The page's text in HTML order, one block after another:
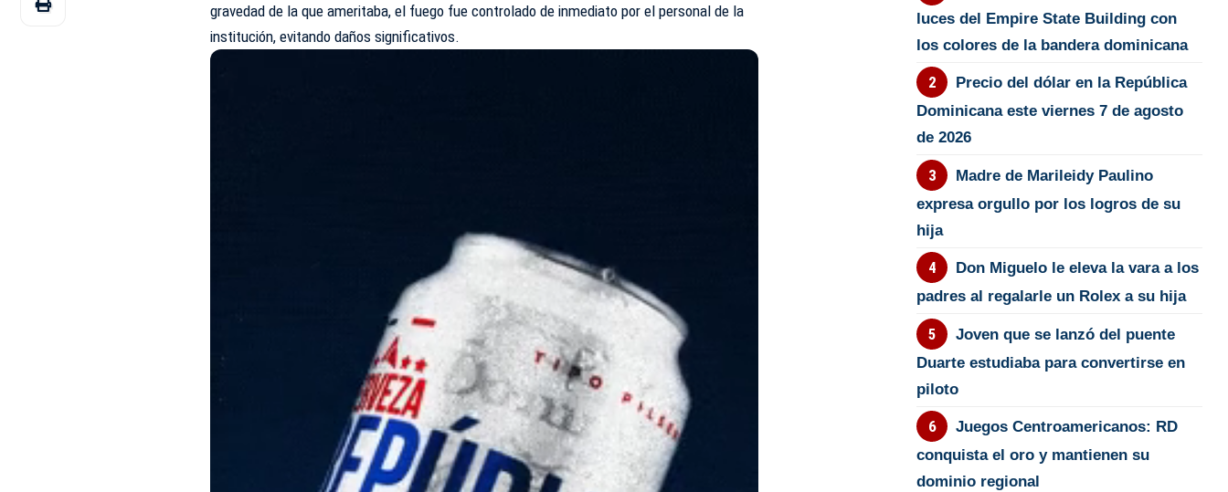
gravedad de la que ameritaba, el fuego fue controlado de inmediato por el personal de la
institución, evitando daños significativos.
luces del Empire State Building con
los colores de la bandera dominicana
Precio del dólar en la República
Dominicana este viernes 7 de agosto
de 2026
Madre de Marileidy Paulino
expresa orgullo por los logros de su
hija
Don Miguelo le eleva la vara a los
padres al regalarle un Rolex a su hija
Joven que se lanzó del puente
Duarte estudiaba para convertirse en
piloto
Juegos Centroamericanos: RD
conquista el oro y mantienen su
dominio regional